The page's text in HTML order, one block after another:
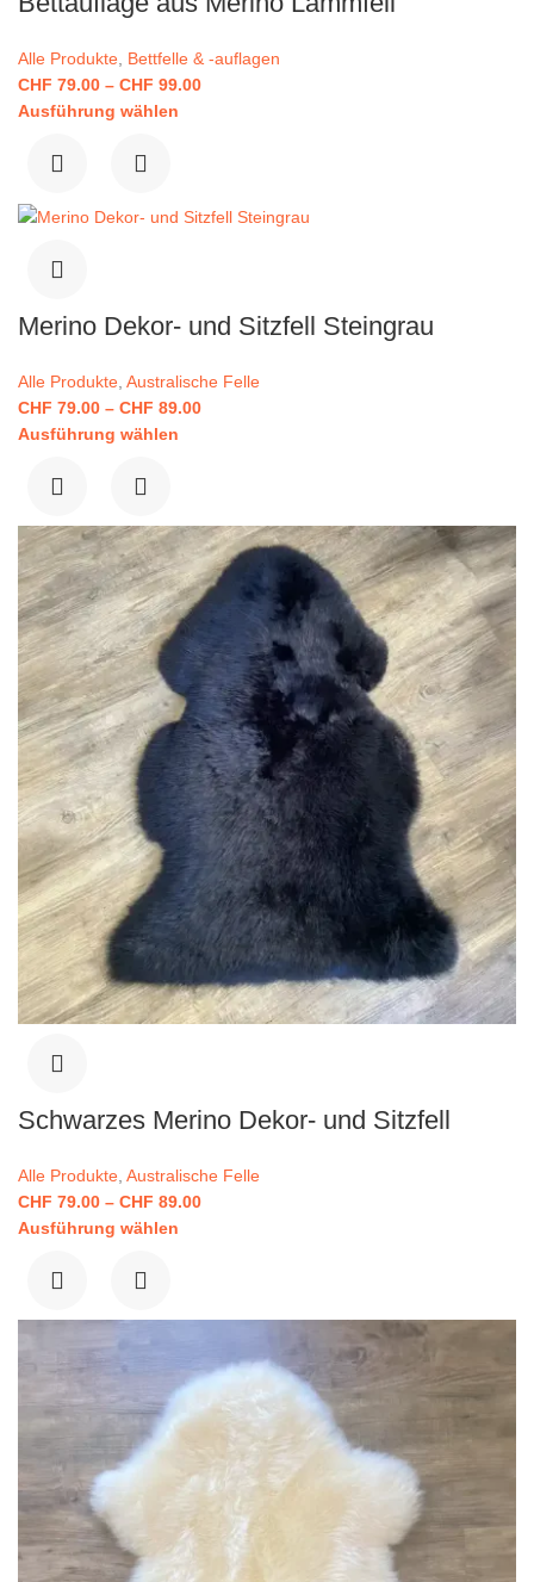
Alle Produkte Bettfelle & -auflagen
CHF 79.00 – CHF 99.00
Ausführung wählen
Merino Dekor- und Sitzfell Steingrau
Alle Produkte, Australische Felle
CHF 79.00 – CHF 89.00
Ausführung wählen
Schwarzes Merino Dekor- und Sitzfell
Alle Produkte, Australische Felle
CHF 79.00 – CHF 89.00
Ausführung wählen